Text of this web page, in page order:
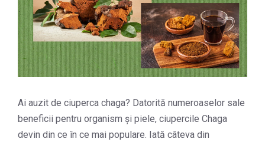
Ai auzit de ciuperca chaga? Datorită numeroaselor sale
beneficii pentru organism și piele, ciupercile Chaga
devin din ce în ce mai populare. Iată câteva din